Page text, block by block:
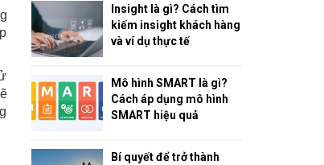
Insight là gì? Cách tìm
kiếm insight khách hàng
và ví dụ thực tế
Mô hình SMART là gì?
Cách áp dụng mô hình
SMART hiệu quả
Bí quyết để trở thành